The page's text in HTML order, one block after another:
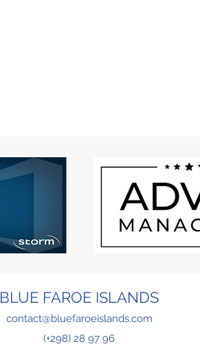
BLUE FAROE ISLANDS
contact@bluefaroeislands.com
(+298) 28 97 96